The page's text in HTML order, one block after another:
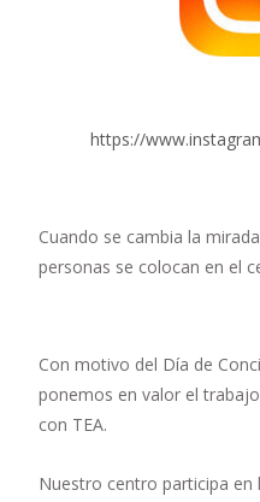
https://
Cuando se cambia la
personas se colocan en el
Con motivo del Día de
ponemos en valor el
con TEA.
Nuestro centro participa en